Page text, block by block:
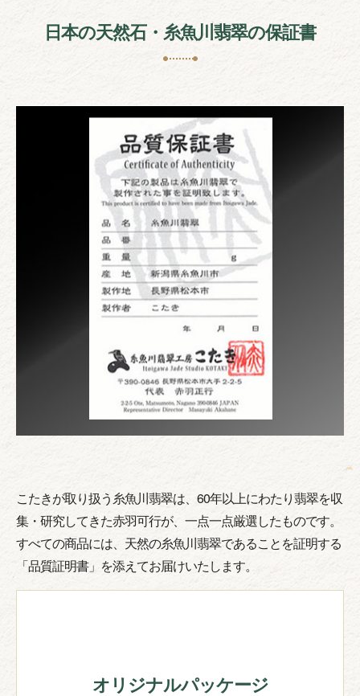
日本の天然石・糸魚川翡翠の保証書
こたきが取り扱う糸魚川翡翠は、60年以上にわたり翡翠を収
集・研究してきた赤羽可行が、一点一点厳選したものです。
すべての商品には、天然の糸魚川翡翠であることを証明する
「品質証明書」を添えてお届けいたします。
オリジナルパッケージ